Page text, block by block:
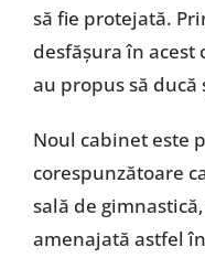
să fie protejată.
desfăşura în acest
au propus să
Noul cabinet este
corespunzătoare
sală de
amenajată astfel